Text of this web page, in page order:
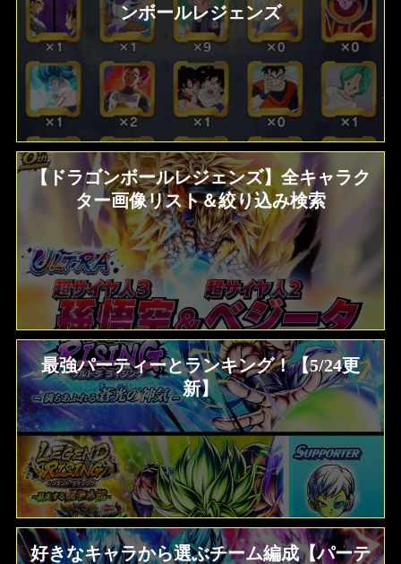
ンボールレジェンズ
【ドラゴンボールレジェンズ】全キャラク
ター画像リスト＆絞り込み検索
最強パーティーとランキング！【5/24更
新】
好きなキャラから選ぶチーム編成【パーテ